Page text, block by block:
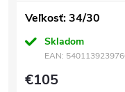
Veľkosť: 34/30
Skladom
EAN:
€105